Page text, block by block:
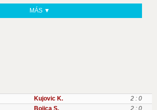
MÁS ▼
Kujovic K.
2 : 0
Bojica S.
2 : 0